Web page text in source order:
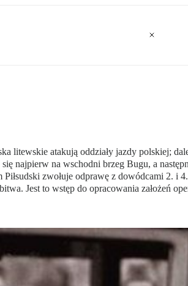
litewskie atakują oddziały jazdy polskiej;
najpierw na wschodni brzeg Bugu, a
zwołuje odprawę z dowódcami 2. i
Jest to wstęp do opracowania założeń